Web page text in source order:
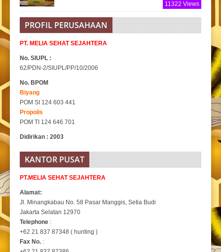
11322 Views
PROFIL PERUSAHAAN
PT. MELIA SEHAT SEJAHTERA
No. SIUPL :
62/PDN-2/SIUPL/PP/10/2006
No. BPOM
Biyang
POM SI 124 603 441
Propolis
POM TI 124 646 701
Didirikan : 2003
KANTOR PUSAT
PT.MELIA SEHAT SEJAHTERA
Alamat:
Jl. Minangkabau No. 58 Pasar Manggis, Setia Budi
Jakarta Selatan 12970
Telephone :
+62 21 837 87348 ( hunting )
Fax No. :